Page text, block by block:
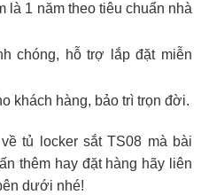
là 1 năm theo tiêu chuẩn nhà
chóng, hỗ trợ lắp đặt miễn
khách hàng, bảo trì trọn đời.
tủ locker sắt TS08 mà bài
thêm hay đặt hàng hãy liên
dưới nhé!